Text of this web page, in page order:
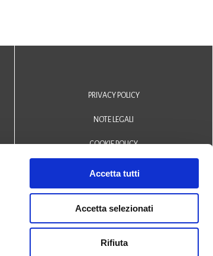
Accetta tutti
Accetta selezionati
Rifiuta
PRIVACY POLICY
NOTE LEGALI
COOKIE POLICY
DICHIARAZIONE DI ACCESSIBILITÀ
© 2024 Biblioteca Comunale
San Biagio Monselice -